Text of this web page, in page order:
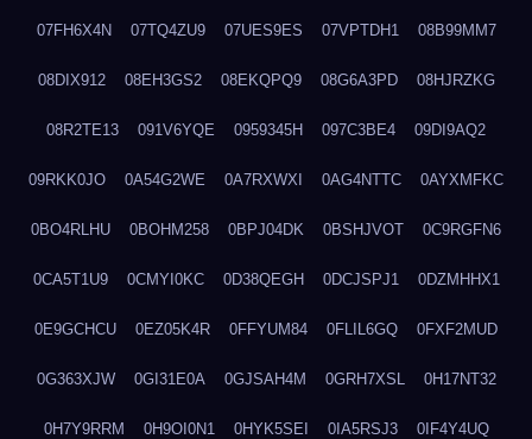
07FH6X4N 07TQ4ZU9 07UES9ES 07VPTDH1 08B99MM7
08DIX912 08EH3GS2 08EKQPQ9 08G6A3PD 08HJRZKG
08R2TE13 091V6YQE 0959345H 097C3BE4 09DI9AQ2
09RKK0JO 0A54G2WE 0A7RXWXI 0AG4NTTC 0AYXMFKC
0BO4RLHU 0BOHM258 0BPJ04DK 0BSHJVOT 0C9RGFN6
0CA5T1U9 0CMYI0KC 0D38QEGH 0DCJSPJ1 0DZMHHX1
0E9GCHCU 0EZ05K4R 0FFYUM84 0FLIL6GQ 0FXF2MUD
0G363XJW 0GI31E0A 0GJSAH4M 0GRH7XSL 0H17NT32
0H7Y9RRM 0H9OI0N1 0HYK5SEI 0IA5RSJ3 0IF4Y4UQ